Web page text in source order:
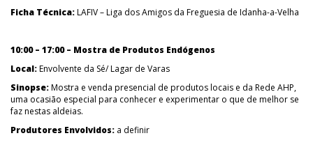
Ficha Técnica:LAFIV – Liga dos Amigos da Freguesia de Idanha-a-Velha
10:00 – 17:00 – Mostra de Produtos Endógenos
Local:Envolvente da Sé/ Lagar de Varas
Sinopse:Mostra e venda presencial de produtos locais e da Rede AHP,
uma ocasião especial para conhecer e experimentar o que de melhor se
faz nestas aldeias.
Produtores Envolvidos: a definir